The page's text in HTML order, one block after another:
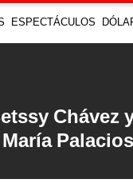
ESPECTÁCULOS
Chávez
Palacios